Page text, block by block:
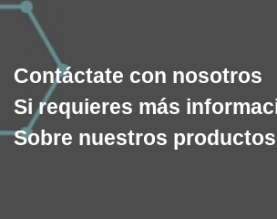
Contáctate con nosotros
Si requieres más
Sobre nuestros